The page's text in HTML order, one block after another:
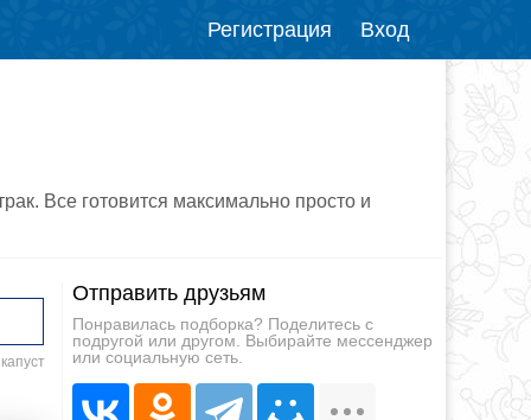
Регистрация Вход
Все готовится максимально просто и
Отправить друзьям
Понравилась подборка? Поделитесь с
подругой или другом. Выбирайте мессенджер
или социальную сеть.